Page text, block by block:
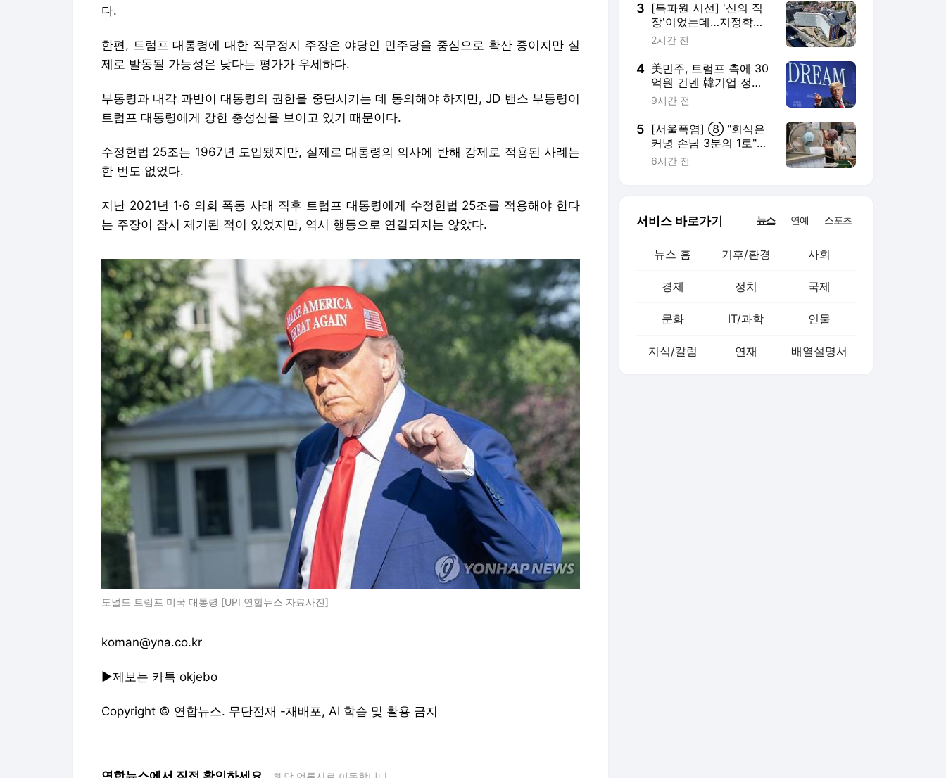
다.
한편, 트럼프 대통령에 대한 직무정지 주장은 야당인 민주당을 중심으로 확산 중이지만 실
제로 발동될 가능성은 낮다는 평가가 우세하다.
부통령과 내각 과반이 대통령의 권한을 중단시키는 데 동의해야 하지만, JD 밴스 부통령이
트럼프 대통령에게 강한 충성심을 보이고 있기 때문이다.
수정헌법 25조는 1967년 도입됐지만, 실제로 대통령의 의사에 반해 강제로 적용된 사례는
한 번도 없었다.
지난 2021년 1·6 의회 폭동 사태 직후 트럼프 대통령에게 수정헌법 25조를 적용해야 한다
는 주장이 잠시 제기된 적이 있었지만, 역시 행동으로 연결되지는 않았다.
도널드 트럼프 미국 대통령 [UPI 연합뉴스 자료사진]
koman@yna.co.kr
▶제보는 카톡 okjebo
Copyright © 연합뉴스. 무단전재 -재배포, AI 학습 및 활용 금지
3 [특파원 시선] '신의 직
장'이었는데…지정학적
격변에 몸살앓는 EU집
2시간 전
4 美민주, 트럼프 측에 30
억원 건넨 韓기업 정조
준…"잠재적 뇌물"
9시간 전
5 [서울폭염] ⑧ "회식은
커녕 손님 3분의 1로"…
외식 줄고 배달늘어
6시간 전
서비스 바로가기 뉴스 연예 스포츠
뉴스 홈 기후/환경 사회
경제 정치 국제
문화 IT/과학 인물
지식/칼럼 연재 배열설명서